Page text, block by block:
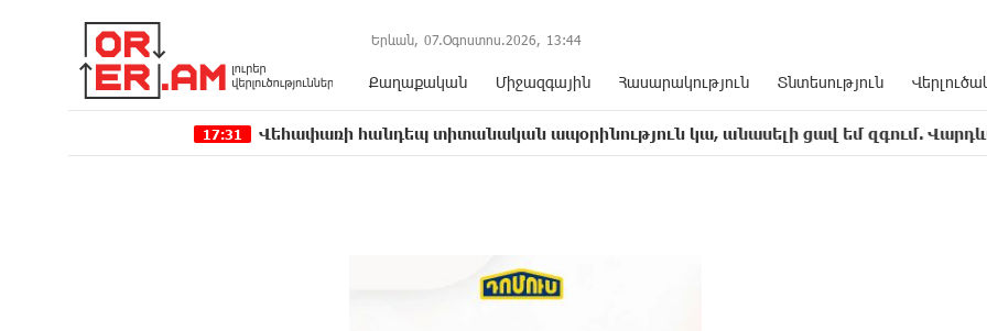
Երևան, 07.Օգոստոս.2026, 13:44
Քաղաքական Միջազգային Հասարակություն Տնտեսություն
Վեհափառի հանդեպ տիտանական ապօրինություն կա, անասելի ցավ եմ զգում. Վարդևանյան